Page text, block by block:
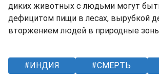
диких животных с людьми могут
дефицитом пищи в лесах, вырубкой
вторжением людей в природные
ИНДИЯ СМЕРТЬ